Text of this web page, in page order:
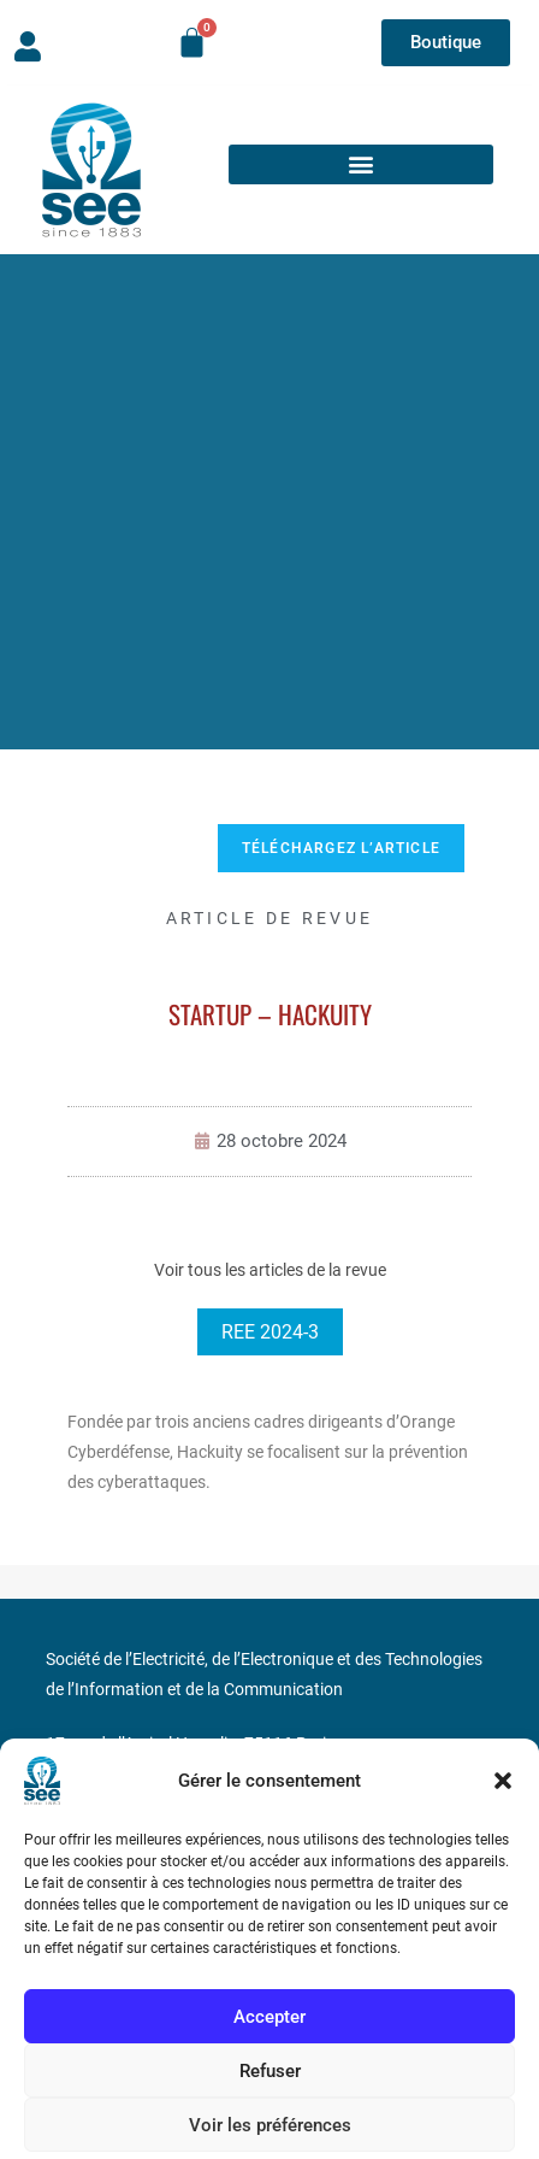
Gérer le consentement
Pour offrir les meilleures expériences, nous utilisons des technologies telles
que les cookies pour stocker et/ou accéder aux informations des appareils.
Le fait de consentir à ces technologies nous permettra de traiter des
données telles que le comportement de navigation ou les ID uniques sur ce
site. Le fait de ne pas consentir ou de retirer son consentement peut avoir
un effet négatif sur certaines caractéristiques et fonctions.
Accepter
Refuser
Voir les préférences
Boutique
TÉLÉCHARGEZ L’ARTICLE
ARTICLE DE REVUE
STARTUP – HACKUITY
28 octobre 2024
Voir tous les articles de la revue
REE 2024-3
Fondée par trois anciens cadres dirigeants d’Orange
Cyberdéfense, Hackuity se focalisent sur la prévention
des cyberattaques.
Bicentenaire des découvertes d’André-
Conditions Générales de Vente
Société de l’Electricité, de l’Electronique et des Technologies
de l’Information et de la Communication
17 rue de l’Amiral Hamelin75116 Paris
Métro : « Boissière » Ligne 6 et « Iéna » Ligne 9
Téléphone : (+33) 1 56 90 37 17
N° de SIREN : 785 393 232, Code APE : 9412Z TVA intra-
communautaire : FR44 785 393 232